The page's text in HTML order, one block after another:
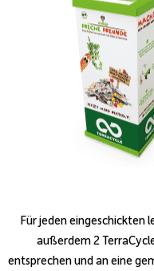
Für jeden eingeschickten
außerdem 2
entsprechen und an eine